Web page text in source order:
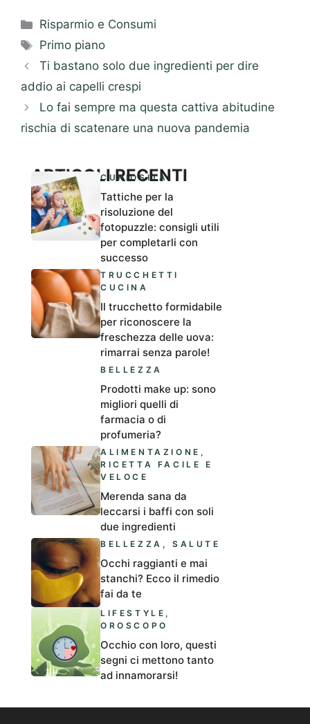
Categorie
Risparmio e Consumi
Tag
Primo piano
Ti bastano solo due ingredienti per dire
addio ai capelli crespi
Lo fai sempre ma questa cattiva abitudine
rischia di scatenare una nuova pandemia
ARTICOLI RECENTI
CURIOSITÀ
Tattiche per la
risoluzione del
fotopuzzle: consigli utili
per completarli con
successo
TRUCCHETTI
CUCINA
Il trucchetto formidabile
per riconoscere la
freschezza delle uova:
rimarrai senza parole!
BELLEZZA
Prodotti make up: sono
migliori quelli di
farmacia o di
profumeria?
ALIMENTAZIONE ,
RICETTA FACILE E
VELOCE
Merenda sana da
leccarsi i baffi con soli
due ingredienti
BELLEZZA ,SALUTE
Occhi raggianti e mai
stanchi? Ecco il rimedio
fai da te
LIFESTYLE ,
OROSCOPO
Occhio con loro, questi
segni ci mettono tanto
ad innamorarsi!